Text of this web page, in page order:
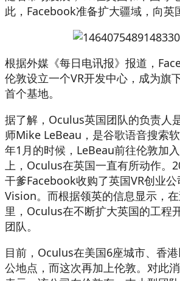
此，Facebook准备扩大疆域，向英
根据外媒《每日电讯报》报道，
伦敦设立一个VR开发中心，成为旗
首个基地。
据了解，Oculus英国团队的负责人
师Mike LeBeau，是谷歌语音搜索
年1月的时候，LeBeau前往伦敦加
上，Oculus在英国一直有所动作。
干爹Facebook收购了英国VR创业
Vision。而根据领英的信息显示，
里，Oculus在不断扩大英国的工程
团队。
目前，Oculus在美国6座城市、香
公地点，而这次再加上伦敦。对此